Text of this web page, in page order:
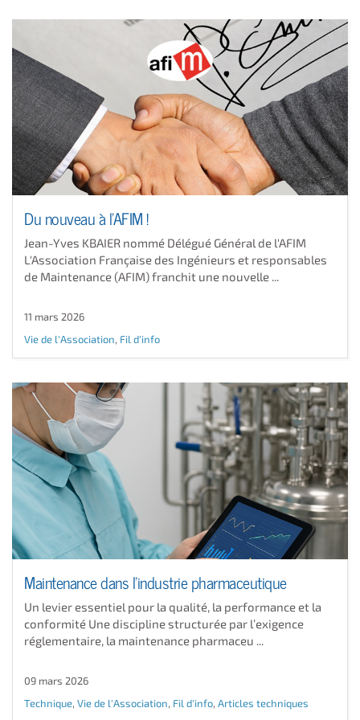
Du nouveau à l'AFIM !
Jean-Yves KBAIER nommé Délégué Général de l'AFIM ​
L'Association Française des Ingénieurs et responsables
de Maintenance (AFIM) franchit une nouvelle ...
11 mars 2026
Vie de l'Association, Fil d'info
Maintenance dans l'industrie pharmaceutique
Un levier essentiel pour la qualité, la performance et la
conformité Une discipline structurée par l’exigence
réglementaire, la maintenance pharmaceu ...
09 mars 2026
Technique, Vie de l'Association, Fil d'info, Articles techniques